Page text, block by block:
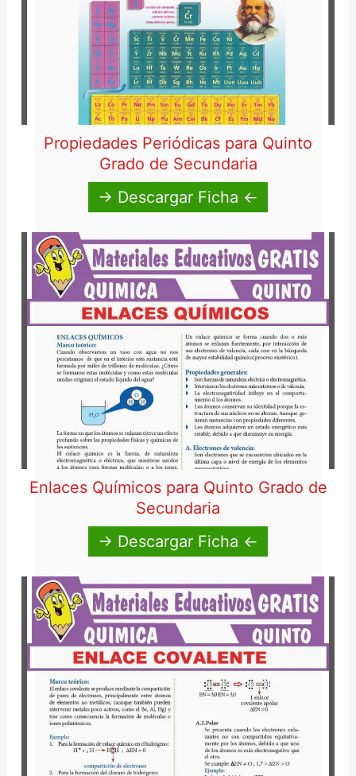
Propiedades Periódicas para Quinto
Grado de Secundaria
→ Descargar Ficha ←
Enlaces Químicos para Quinto Grado de
Secundaria
→ Descargar Ficha ←